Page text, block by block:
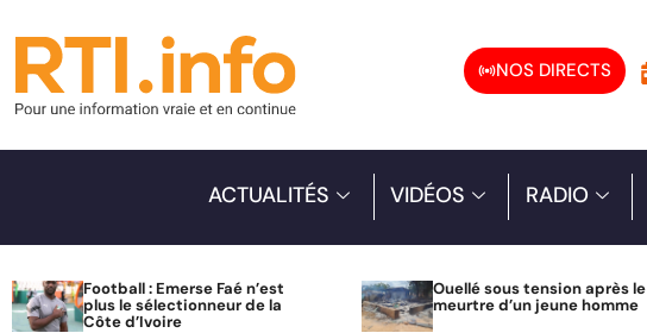
NOS DIRECTS
ACTUALITÉS VIDÉOS RADIO
Football : Emerse Faé n’est
plus le sélectionneur de la
Côte d’Ivoire
Ouellé sous tension après le
meurtre d’un jeune homme